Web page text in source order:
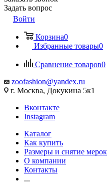
Задать вопрос
Войти
Корзина0
Избранные товары0
Сравнение товаров0
zoofashion@yandex.ru
г. Москва, Докукина 5к1
Вконтакте
Instagram
Каталог
Как купить
Размеры и снятие мерок
О компании
Контакты
...